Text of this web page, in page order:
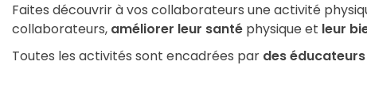
Faites découvrir à vos collaborateurs une activité
collaborateurs, améliorer leur santé physique et leur
Toutes les activités sont encadrées par des